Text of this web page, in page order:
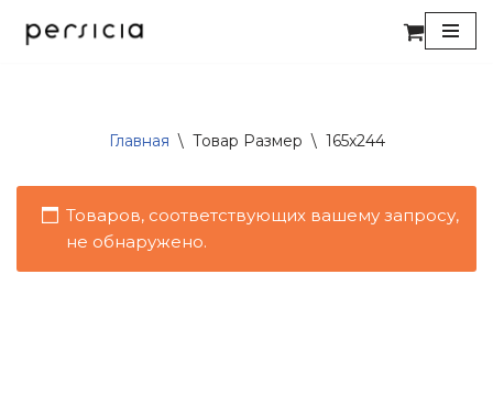
Главная \ Товар Размер \ 165x244
Товаров, соответствующих вашему запросу,
не обнаружено.